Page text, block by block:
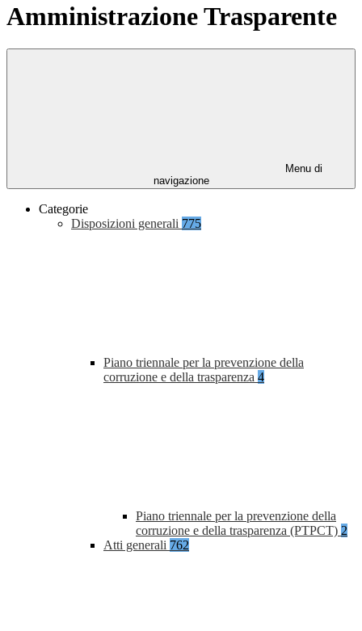
Amministrazione Trasparente
Menu di
navigazione
Categorie
Disposizioni generali 775
Piano triennale per la prevenzione della
corruzione e della trasparenza 4
Piano triennale per la prevenzione della
corruzione e della trasparenza (PTPCT) 2
Atti generali 762